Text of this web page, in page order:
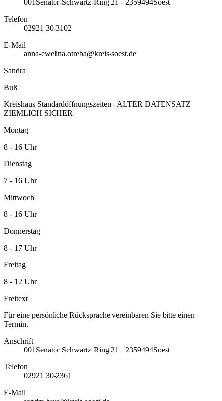
001 Senator-Schwartz-Ring 21 - 2359494Soest
Telefon
02921 30-3102
E-Mail
anna-ewelina.otreba@kreis-soest.de
Sandra
Buß
Kreishaus Standardöffnungszeiten - ALTER DATENSATZ
ZIEMLICH SICHER
Montag
8 - 16 Uhr
Dienstag
7 - 16 Uhr
Mittwoch
8 - 16 Uhr
Donnerstag
8 - 17 Uhr
Freitag
8 - 12 Uhr
Freitext
Für eine persönliche Rücksprache vereinbaren Sie bitte einen
Termin.
Anschrift
001 Senator-Schwartz-Ring 21 - 2359494Soest
Telefon
02921 30-2361
E-Mail